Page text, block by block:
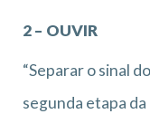
2 – OUVIR
“Separar o sinal
segunda etapa